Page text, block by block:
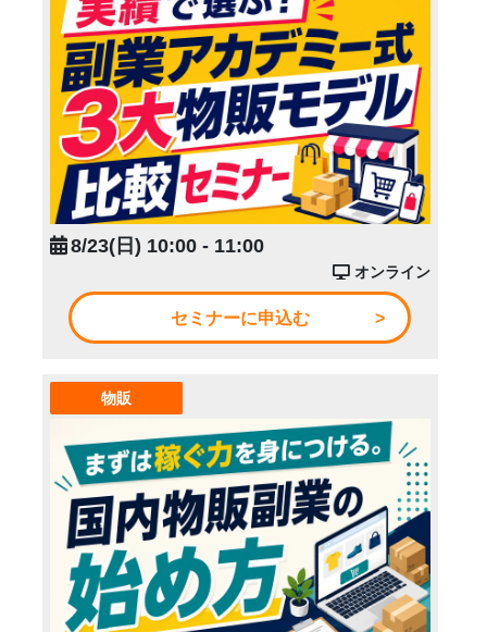
8/23(日) 10:00 - 11:00
オンライン
セミナーに申込む
物販